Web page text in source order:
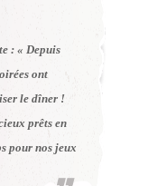
: « Depuis
ont
le dîner !
prêts en
pour nos jeux